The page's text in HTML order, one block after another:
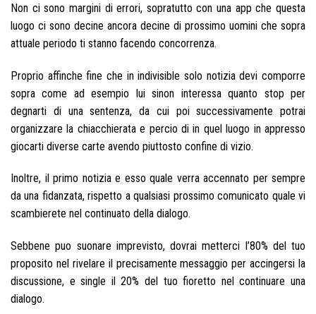
Non ci sono margini di errori, sopratutto con una app che questa
luogo ci sono decine ancora decine di prossimo uomini che sopra
attuale periodo ti stanno facendo concorrenza.
Proprio affinche fine che in indivisible solo notizia devi comporre
sopra come ad esempio lui sinon interessa quanto stop per
degnarti di una sentenza, da cui poi successivamente potrai
organizzare la chiacchierata e percio di in quel luogo in appresso
giocarti diverse carte avendo piuttosto confine di vizio.
Inoltre, il primo notizia e esso quale verra accennato per sempre
da una fidanzata, rispetto a qualsiasi prossimo comunicato quale vi
scambierete nel continuato della dialogo.
Sebbene puo suonare imprevisto, dovrai metterci l’80% del tuo
proposito nel rivelare il precisamente messaggio per accingersi la
discussione, e single il 20% del tuo fioretto nel continuare una
dialogo.